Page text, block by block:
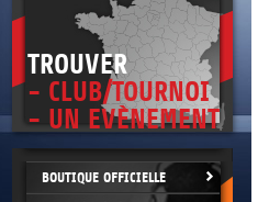
TROUVER
- CLUB/TOURNOI
- UN EVÈNEMENT
BOUTIQUE OFFICIELLE